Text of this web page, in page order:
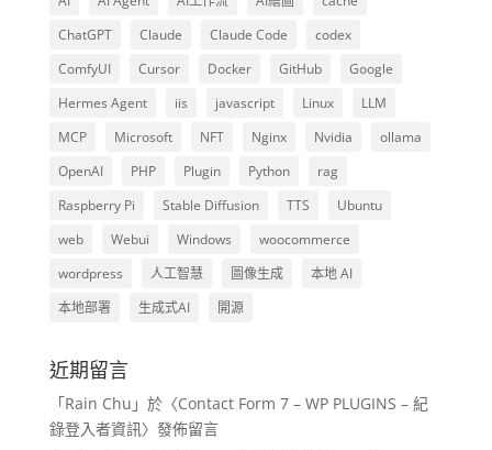
ChatGPT
Claude Claude Code
codex
ComfyUI
Cursor Docker GitHub
Google
Hermes Agent
iis javascript Linux
LLM
MCP
Microsoft NFT Nginx Nvidia
ollama
OpenAI
PHP Plugin Python
rag
Raspberry Pi
Stable Diffusion TTS
Ubuntu
web
Webui Windows
woocommerce
wordpress
人工智慧 圖像生成
本地 AI
本地部署
生成式AI 開源
近期留言
「Rain Chu 」於〈Contact Form 7 – WP PLUGINS – 紀
錄登入者資訊〉發佈留言